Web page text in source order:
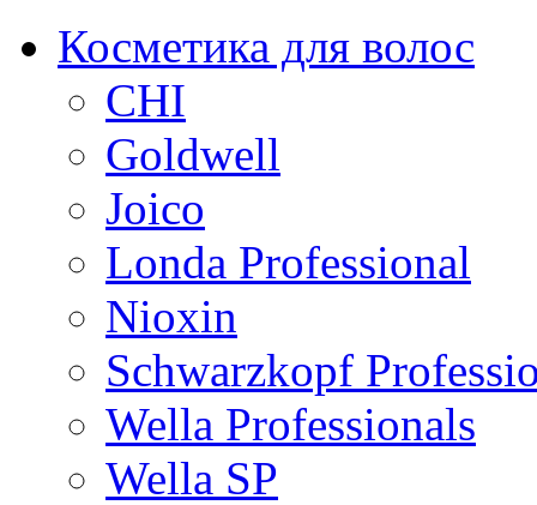
Косметика для волос
CHI
Goldwell
Joico
Londa Professional
Nioxin
Schwarzkopf
Wella Professionals
Wella SP